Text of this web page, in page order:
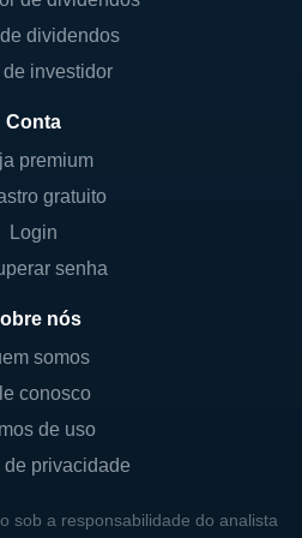
do modelo de
é a responsabilidade
implementa
promover iniciativas
consciente de
mostrando
crescimento
ambientais
E SOCIEDADE
foi criada como uma
em meados dos anos
a ser controlada pela
dividendos
de investidor
Conta
premium
gratuito
Login
senha
nós
somos
conosco
de uso
de privacidade
sob a responsabilidade do analista